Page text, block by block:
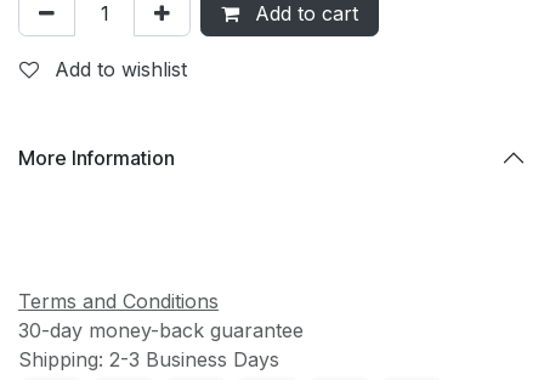
Add to cart
Add to wishlist
More Information
Terms and Conditions
30-day money-back guarantee
Shipping: 2-3 Business Days